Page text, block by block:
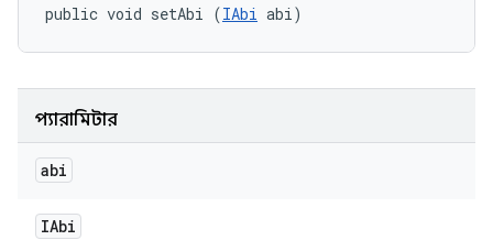
public void setAbi (IAbi abi)
প্যারামিটার
abi
IAbi